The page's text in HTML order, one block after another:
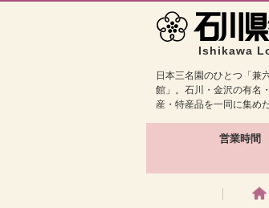
Ishikawa
日本三名園のひとつ「兼
館」。石川・金沢の有名
産・特産品を一同に集め
営業時間